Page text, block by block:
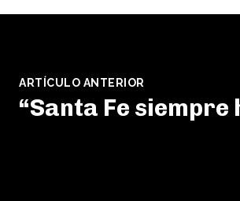
ARTÍCULO ANTERIOR
“Santa Fe